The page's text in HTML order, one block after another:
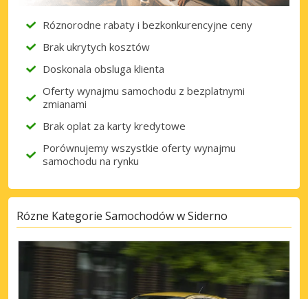
Róznorodne rabaty i bezkonkurencyjne ceny
Brak ukrytych kosztów
Doskonala obsluga klienta
Oferty wynajmu samochodu z bezplatnymi
zmianami
Brak oplat za karty kredytowe
Porównujemy wszystkie oferty wynajmu
samochodu na rynku
Rózne Kategorie Samochodów w Siderno